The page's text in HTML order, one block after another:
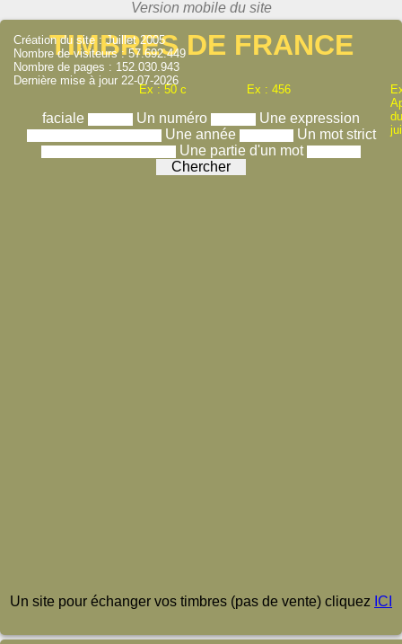
TIMBRES DE FRANCE
Ex : 50 c Ex : 456
faciale Un numéro
Une expression
Une année
Un mot strict
Une partie d'un mot
Création du site : Juillet 2005
Nombre de visiteurs : 57.692.449
Nombre de pages : 152.030.943
Dernière mise à jour 22-07-2026
Un site pour échanger vos timbres (pas de vente) cliquez ICI